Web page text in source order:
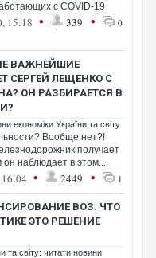
с COVID-19
15:18 • 339 • 0
ВАЖНЕЙШИЕ
СЕРГЕЙ ЛЕЩЕНКО С
ОН РАЗБИРАЕТСЯ В
економіки України та світу.
Вообще нет?!
получает
наблюдает в этом...
• 2449 • 1
ВОЗ. ЧТО
ЭТО РЕШЕНИЕ
та світу: читати новини